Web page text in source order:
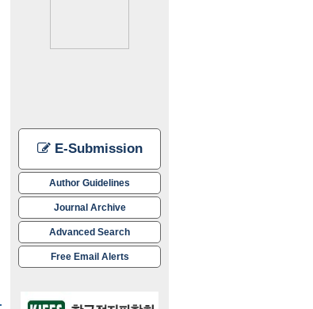
E-Submission
Author Guidelines
Journal Archive
Advanced Search
Free Email Alerts